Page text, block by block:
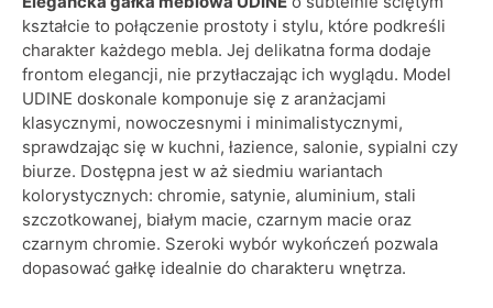
kształcie to połączenie prostoty i stylu, które podkreśli
charakter każdego mebla. Jej delikatna forma dodaje
frontom elegancji, nie przytłaczając ich wyglądu. Model
UDINE doskonale komponuje się z aranżacjami
klasycznymi, nowoczesnymi i minimalistycznymi,
sprawdzając się w kuchni, łazience, salonie, sypialni czy
biurze. Dostępna jest w aż siedmiu wariantach
kolorystycznych: chromie, satynie, aluminium, stali
szczotkowanej, białym macie, czarnym macie oraz
czarnym chromie. Szeroki wybór wykończeń pozwala
dopasować gałkę idealnie do charakteru wnętrza.